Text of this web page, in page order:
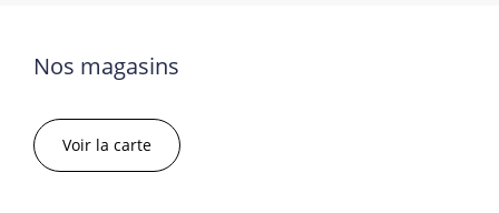
Nos magasins
Voir la carte